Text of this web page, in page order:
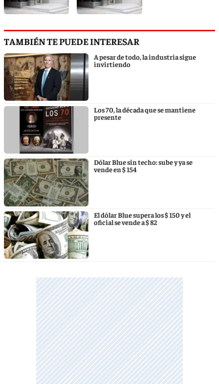
TAMBIÉN TE PUEDE INTERESAR
A pesar de todo, la industria sigue
invirtiendo
Los 70, la década que se mantiene
presente
Dólar Blue sin techo: sube y ya se
vende en $ 154
El dólar Blue supera los $ 150 y el
oficial se vende a $ 82